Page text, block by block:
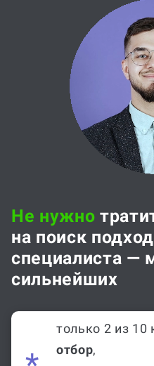
Не нужно
на поиск
специалиста —
сильнейших
только 2 из 10
отбор